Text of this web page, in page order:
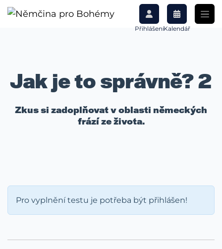
PřihlášeníKalendář
Jak je to správně? 2
Zkus si zadoplňovat v oblasti německých
frází ze života.
Pro vyplnění testu je potřeba být přihlášen!